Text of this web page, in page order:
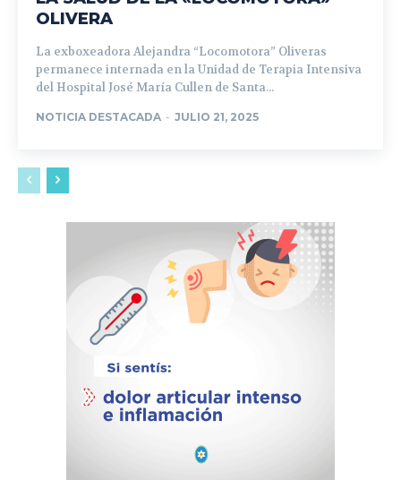
OLIVERA
La exboxeadora Alejandra “Locomotora” Oliveras
permanece internada en la Unidad de Terapia Intensiva
del Hospital José María Cullen de Santa...
NOTICIA DESTACADA - JULIO 21, 2025